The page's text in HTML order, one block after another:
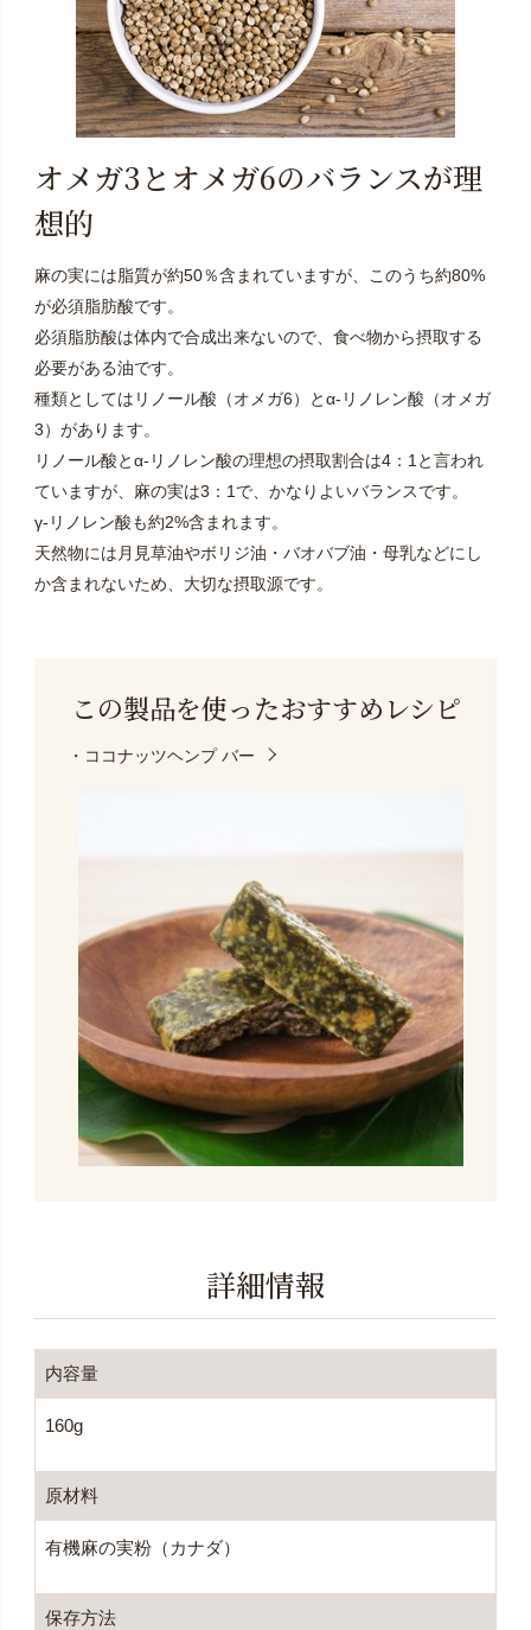
オメガ3とオメガ6のバランスが理
想的
麻の実には脂質が約50％含まれていますが、このうち約80%
が必須脂肪酸です。
必須脂肪酸は体内で合成出来ないので、食べ物から摂取する
必要がある油です。
種類としてはリノール酸（オメガ6）とα-リノレン酸（オメガ
3）があります。
リノール酸とα-リノレン酸の理想の摂取割合は4：1と言われ
ていますが、麻の実は3：1で、かなりよいバランスです。
γ-リノレン酸も約2%含まれます。
天然物には月見草油やボリジ油・バオバブ油・母乳などにし
か含まれないため、大切な摂取源です。
この製品を使ったおすすめレシピ
・ココナッツヘンプ バー
詳細情報
内容量
160g
原材料
有機麻の実粉（カナダ）
保存方法